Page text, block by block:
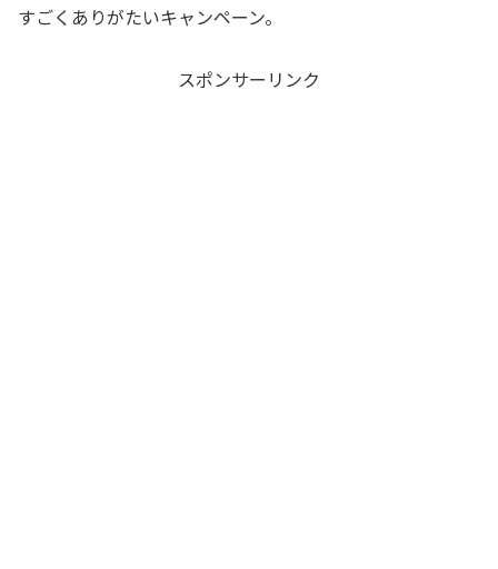
すごくありがたいキャンペーン。
スポンサーリンク